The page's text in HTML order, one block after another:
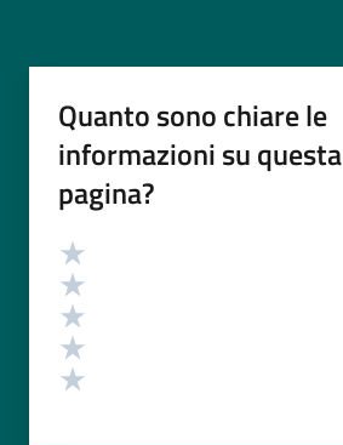
Quanto sono chiare le
informazioni su questa
pagina?
Valutazione